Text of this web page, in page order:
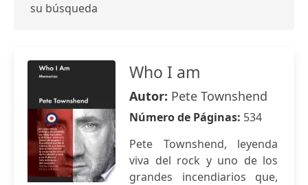
su búsqueda
Who I am
Autor: Pete Townshend
Número de Páginas: 534
Pete Townshend, leyenda
viva del rock y uno de los
grandes incendiarios que,